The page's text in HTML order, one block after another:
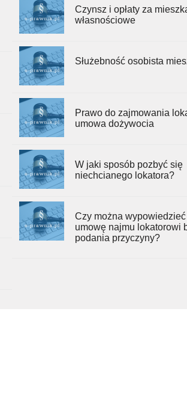
Czynsz i opłaty za
własnościowe
Służebność osobista
Prawo do zajmowania
umowa dożywocia
W jaki sposób pozbyć się
niechcianego lokatora?
Czy można wypowiedzieć
umowę najmu lokatorowi
podania przyczyny?